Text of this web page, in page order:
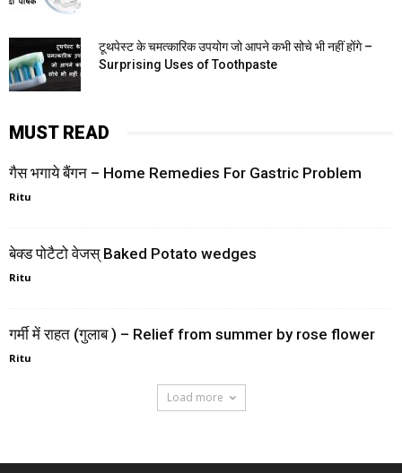
टूथपेस्ट के चमत्कारिक उपयोग जो आपने कभी सोचे भी नहीं होंगे –
Surprising Uses of Toothpaste
MUST READ
गैस भगाये बैंगन – Home Remedies For Gastric Problem
Ritu
बेक्ड पोटैटो वेजस् Baked Potato wedges
Ritu
गर्मी में राहत (गुलाब ) – Relief from summer by rose flower
Ritu
Load more